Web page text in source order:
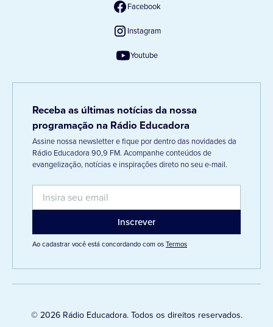
Facebook
Instagram
Youtube
Receba as últimas notícias da nossa
programação na Rádio Educadora
Assine nossa newsletter e fique por dentro das novidades da
Rádio Educadora 90,9 FM. Acompanhe conteúdos de
evangelização, notícias e inspirações direto no seu e-mail.
Ao cadastrar você está concordando com osTermos
© 2026 Rádio Educadora. Todos os direitos reservados.